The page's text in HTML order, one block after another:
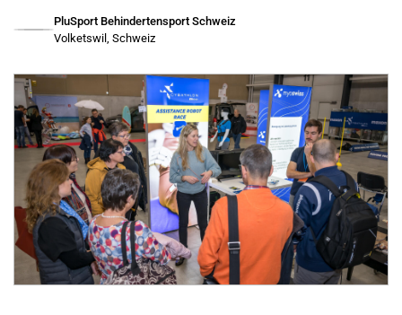
PluSport Behindertensport Schweiz
Volketswil, Schweiz